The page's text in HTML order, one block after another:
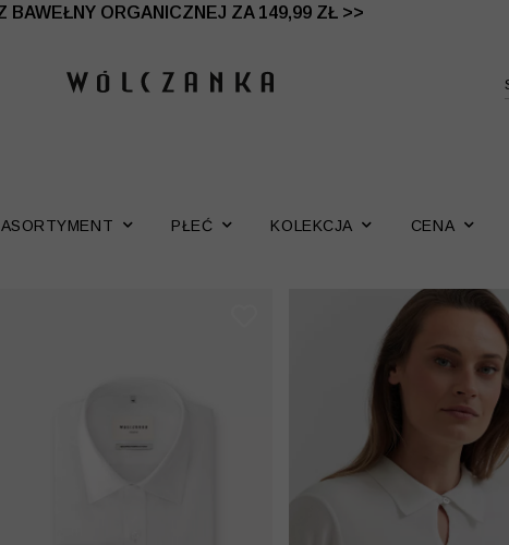
BAWEŁNY ORGANICZNEJ ZA 149,99 ZŁ >>
| DODATKOWE -30% NA DRUGI I TRZECI PRODUKT >>
ASORTYMENT PŁEĆ KOLEKCJA
CENA